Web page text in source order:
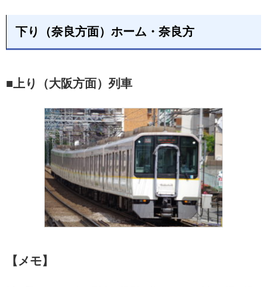
下り（奈良方面）ホーム・奈良方
■上り（大阪方面）列車
【メモ】